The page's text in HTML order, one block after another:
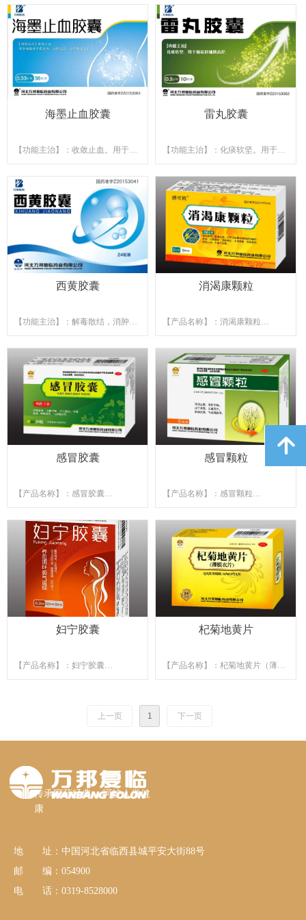
海墨止血胶囊
【功能主治】：收敛止血。用于功
过多等
【产品规格】：36粒装
雷丸胶囊
【功能主治】：化痰软坚。用于癌
【产品规格】：10粒/盒
西黄胶囊
【功能主治】：解毒散结，消肿止
疽肿痛，多发性脓肿，淋巴结炎，
寒性脓疡属上述症候者
【产品规格】：24粒装/16粒
消渴康颗粒
【产品名称】：消渴康颗粒
渴。用于Ⅱ型糖尿病阴虚热盛型。
症见：口渴喜饮，消谷易饥，小便
频数，急躁易怒，怕热心烦，大便
干结等。
【产品规格】：6袋/盒、9袋/盒、
12袋/盒、21袋/盒
感冒胶囊
【产品名称】：感冒胶囊
喘。用于感冒，头痛发热，咳嗽痰
黄，气逆喘急等。
【产品规格】：24粒/盒
感冒颗粒
【产品名称】：感冒颗粒
喘。用于感冒，头痛发热，咳嗽痰
黄，气逆喘急等。
【产品规格】：8袋/盒
妇宁胶囊
【产品名称】：妇宁胶囊
【产品规格】：24粒/盒、48粒/盒
杞菊地黄片
【产品名称】：杞菊地黄片（薄膜
风流泪，视物昏花。
上一页 1 下一页
传承国药经典 呵护人类健
康
地 址：中国河北省临西县城平安大街88号
邮 编：054900
电 话：0319-8528000
녕